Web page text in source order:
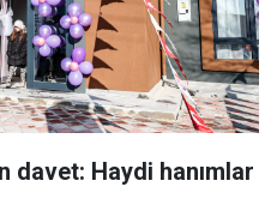
davet: Haydi hanımlar